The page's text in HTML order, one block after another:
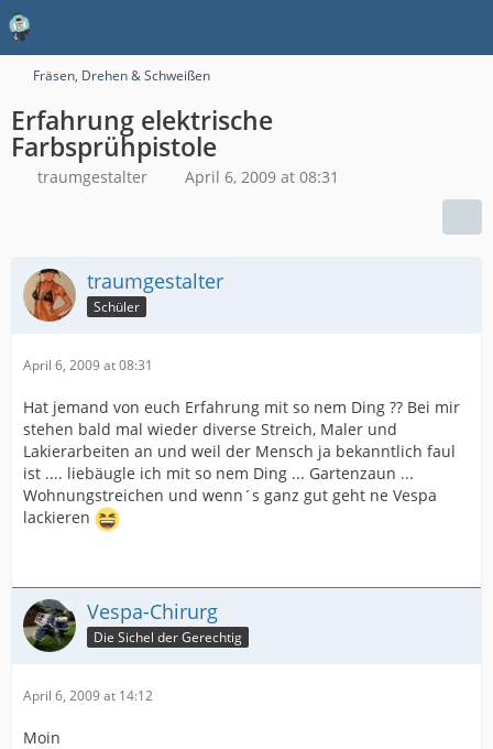
Fräsen, Drehen & Schweißen
Erfahrung elektrische
Farbsprühpistole
traumgestalter April 6, 2009 at 08:31
traumgestalter
Schüler
April 6, 2009 at 08:31
Hat jemand von euch Erfahrung mit so nem Ding ?? Bei mir
stehen bald mal wieder diverse Streich, Maler und
Lakierarbeiten an und weil der Mensch ja bekanntlich faul
ist .... liebäugle ich mit so nem Ding ... Gartenzaun ...
Wohnungstreichen und wenn´s ganz gut geht ne Vespa
lackieren
Vespa-Chirurg
Die Sichel der Gerechtig
April 6, 2009 at 14:12
Moin